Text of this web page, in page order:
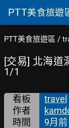
PTT美食旅遊
PTT美食旅遊區 /
[交易] 北海道
1/1
看板 travel
作者
時間 9月前